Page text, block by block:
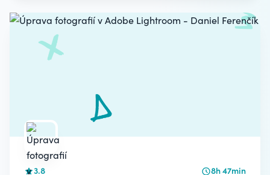
3.8 8h 47min